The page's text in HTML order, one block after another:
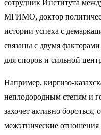
сотрудник Института
МГИМО, доктор
истории успеха с
связаны с двумя
для споров и сильной
Например, киргизо-
неплодородным степям и
захочет активно бороться,
межэтнические отношения